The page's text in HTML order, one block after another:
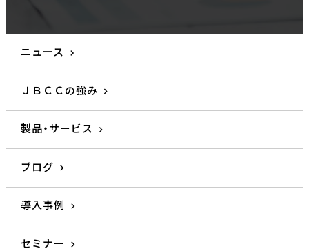
ニュース
ＪＢＣＣの強み
製品・サービス
ブログ
導入事例
セミナー